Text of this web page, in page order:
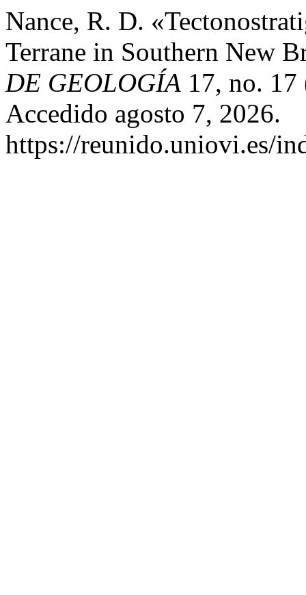
Nance, R. D.
Terrane in Southern New
DE GEOLOGÍA 17, no.
Accedido agosto 7, 2026.
https://reunido.uniovi.es/